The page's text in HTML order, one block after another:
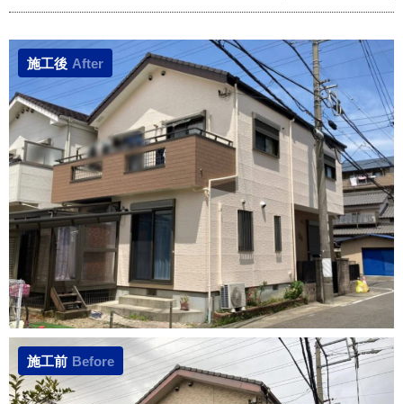
施工後 After
施工前 Before